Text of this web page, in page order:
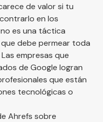
de valor si tu
en los
es una táctica
debe permear toda
empresas que
de Google logran
que están
tecnológicas o
Ahrefs sobre